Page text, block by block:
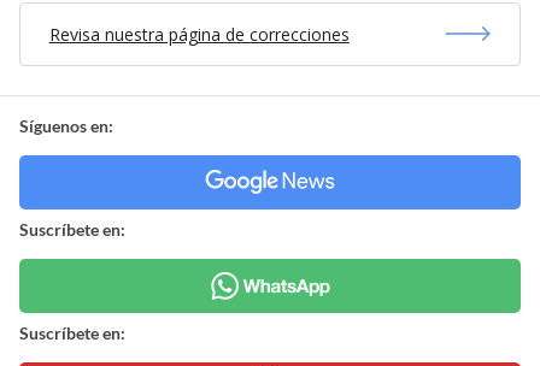
Revisa nuestra página de correcciones
Síguenos en:
Suscríbete en:
Suscríbete en: